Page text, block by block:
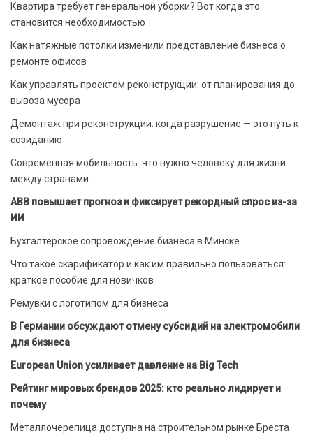
Квартира требует генеральной уборки? Вот когда это
становится необходимостью
Как натяжные потолки изменили представление бизнеса о
ремонте офисов
Как управлять проектом реконструкции: от планирования до
вывоза мусора
Демонтаж при реконструкции: когда разрушение — это путь к
созиданию
Современная мобильность: что нужно человеку для жизни
между странами
ABB повышает прогноз и фиксирует рекордный спрос из-за
ИИ
Бухгалтерское сопровождение бизнеса в Минске
Что такое скарификатор и как им правильно пользоваться:
краткое пособие для новичков
Ремувки с логотипом для бизнеса
В Германии обсуждают отмену субсидий на электромобили
для бизнеса
European Union усиливает давление на Big Tech
Рейтинг мировых брендов 2025: кто реально лидирует и
почему
Металлочерепица доступна на строительном рынке Бреста